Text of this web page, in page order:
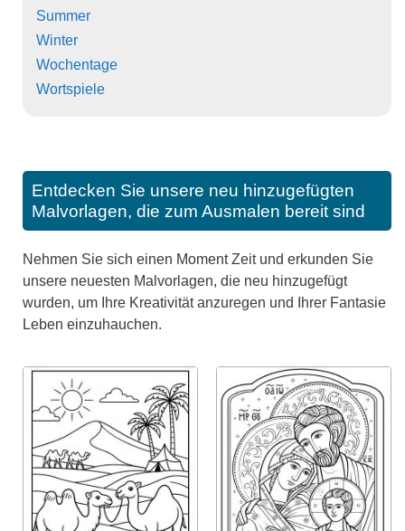
Summer
Winter
Wochentage
Wortspiele
Entdecken Sie unsere neu hinzugefügten
Malvorlagen, die zum Ausmalen bereit sind
Nehmen Sie sich einen Moment Zeit und erkunden Sie
unsere neuesten Malvorlagen, die neu hinzugefügt
wurden, um Ihre Kreativität anzuregen und Ihrer Fantasie
Leben einzuhauchen.